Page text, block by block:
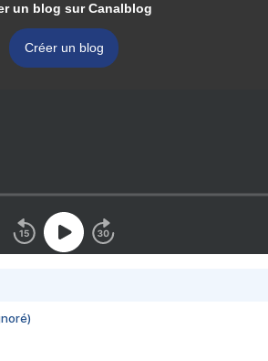
un blog sur Canalblog
Créer un blog